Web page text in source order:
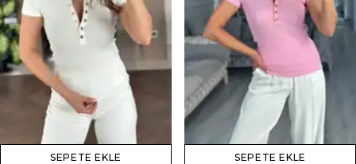
SEPETE EKLE SEPETE EKLE